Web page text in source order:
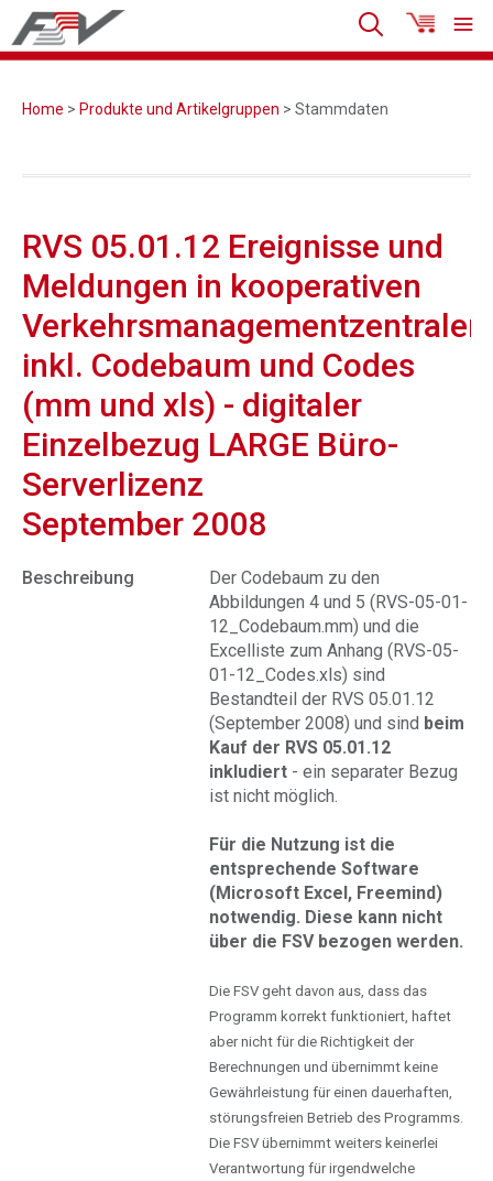
Home > Produkte und Artikelgruppen > Stammdaten
RVS 05.01.12 Ereignisse und
Meldungen in kooperativen
Verkehrsmanagementzentralen
inkl. Codebaum und Codes
(mm und xls) - digitaler
Einzelbezug LARGE Büro-
Serverlizenz
September 2008
Beschreibung
Der Codebaum zu den
Abbildungen 4 und 5 (RVS-05-01-
12_Codebaum.mm) und die
Excelliste zum Anhang (RVS-05-
01-12_Codes.xls) sind
Bestandteil der RVS 05.01.12
(September 2008) und sind beim
Kauf der RVS 05.01.12
inkludiert - ein separater Bezug
ist nicht möglich.
Für die Nutzung ist die
entsprechende Software
(Microsoft Excel, Freemind)
notwendig. Diese kann nicht
über die FSV bezogen werden.
Die FSV geht davon aus, dass das
Programm korrekt funktioniert, haftet
aber nicht für die Richtigkeit der
Berechnungen und übernimmt keine
Gewährleistung für einen dauerhaften,
störungsfreien Betrieb des Programms.
Die FSV übernimmt weiters keinerlei
Verantwortung für irgendwelche